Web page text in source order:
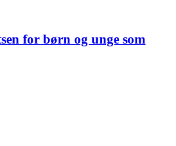
for børn og unge som